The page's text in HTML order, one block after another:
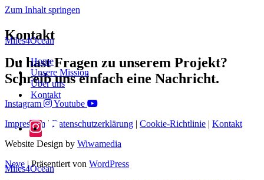
Zum Inhalt springen
Miles4Ocean
Home
Unsere Mission
Über uns
Kontakt
Miles4Ocean
Kontakt
Du hast Fragen zu unserem Projekt?
Schreib uns einfach eine Nachricht.
Instagram
Youtube
Impressum | Datenschutzerklärung | Cookie-Richtlinie | Kontakt
Website Design by Wiwamedia
Neve | Präsentiert von WordPress